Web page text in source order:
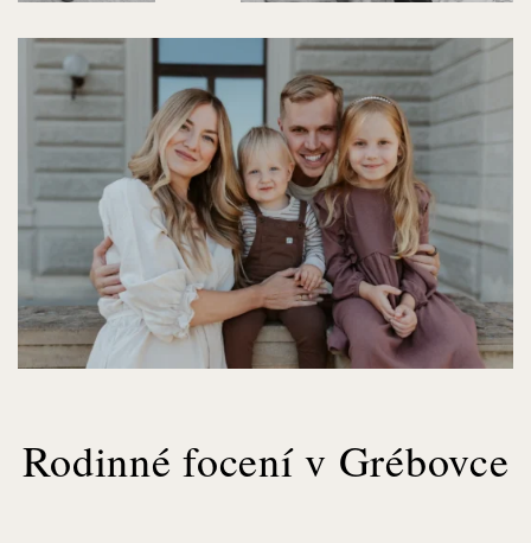
Rodinné focení v Grébovce